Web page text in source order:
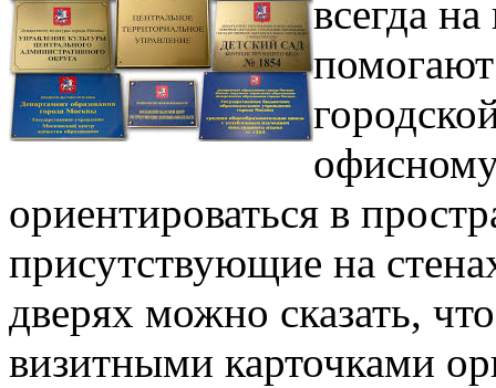
всегда
ориентироваться в
присутствующие на
дверях можно сказать,
визитными карточками